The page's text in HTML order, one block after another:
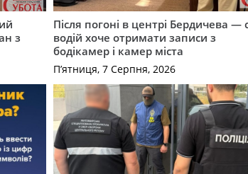
з
Після погоні в центрі Бердичева —
водій хоче отримати записи з
бодікамер і камер міста
П’ятниця, 7 Серпня, 2026